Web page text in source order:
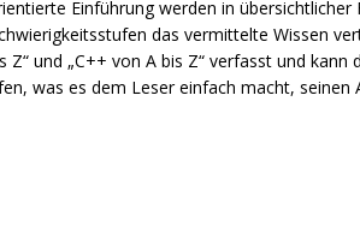
Einführung werden in
das vermittelte Wissen
Z“ und „C++ von A bis Z“ verfasst und
was es dem Leser einfach macht, seinen